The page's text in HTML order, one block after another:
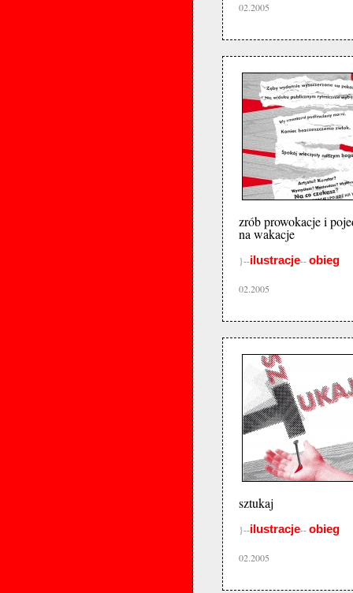
02.2005
zrób prowokacje i
na wakacje
}--ilustracje--obieg
02.2005
sztukaj
}--ilustracje--obieg
02.2005